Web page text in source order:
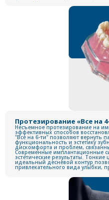
Протезирование «Все на
Несъемное протезирование на
эффективных способов
"Все на 6-ти" позволяют вернуть
функциональность и эстетику
дискомфорта и проблем,
Современные имплантационные
эстетические результаты.
идеальный десневой контур
привлекательного вида улыбки,